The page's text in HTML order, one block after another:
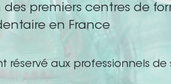
premiers centres de
en France
réservé aux professionnels de